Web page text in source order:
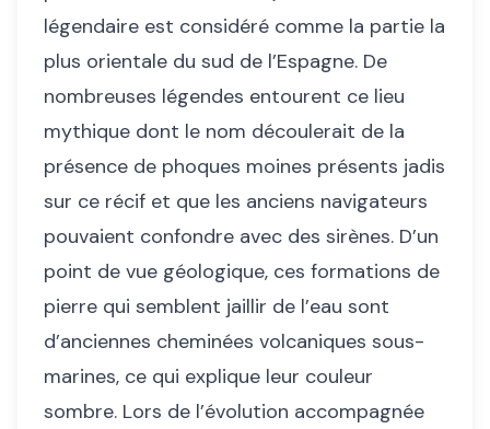
légendaire est considéré comme la partie la
plus orientale du sud de l’Espagne. De
nombreuses légendes entourent ce lieu
mythique dont le nom découlerait de la
présence de phoques moines présents jadis
sur ce récif et que les anciens navigateurs
pouvaient confondre avec des sirènes. D’un
point de vue géologique, ces formations de
pierre qui semblent jaillir de l’eau sont
d’anciennes cheminées volcaniques sous-
marines, ce qui explique leur couleur
sombre. Lors de l’évolution accompagnée